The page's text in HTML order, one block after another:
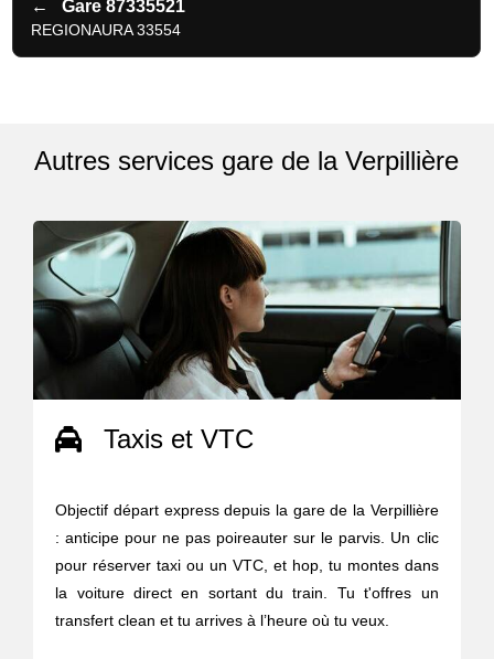
← Gare 87335521
REGIONAURA 33554
Autres services gare de la Verpillière
Taxis et VTC
Objectif départ express depuis la gare de la Verpillière
: anticipe pour ne pas poireauter sur le parvis. Un clic
pour réserver taxi ou un VTC, et hop, tu montes dans
la voiture direct en sortant du train. Tu t'offres un
transfert clean et tu arrives à l’heure où tu veux.